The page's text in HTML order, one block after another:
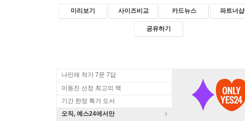
미리보기 사이즈비교 카드뉴스 파트너샵
공유하기
나민애 작가 7문 7답
이동진 선정 최고의 책
기간 한정 특가 도서
오직, 예스24에서만